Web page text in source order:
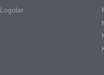
Logolar